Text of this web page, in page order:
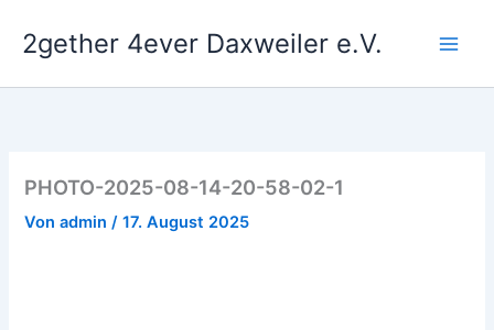
Inhalt
springen
2gether 4ever Daxweiler e.V.
PHOTO-2025-08-14-20-58-02-1
Vonadmin/17. August 2025